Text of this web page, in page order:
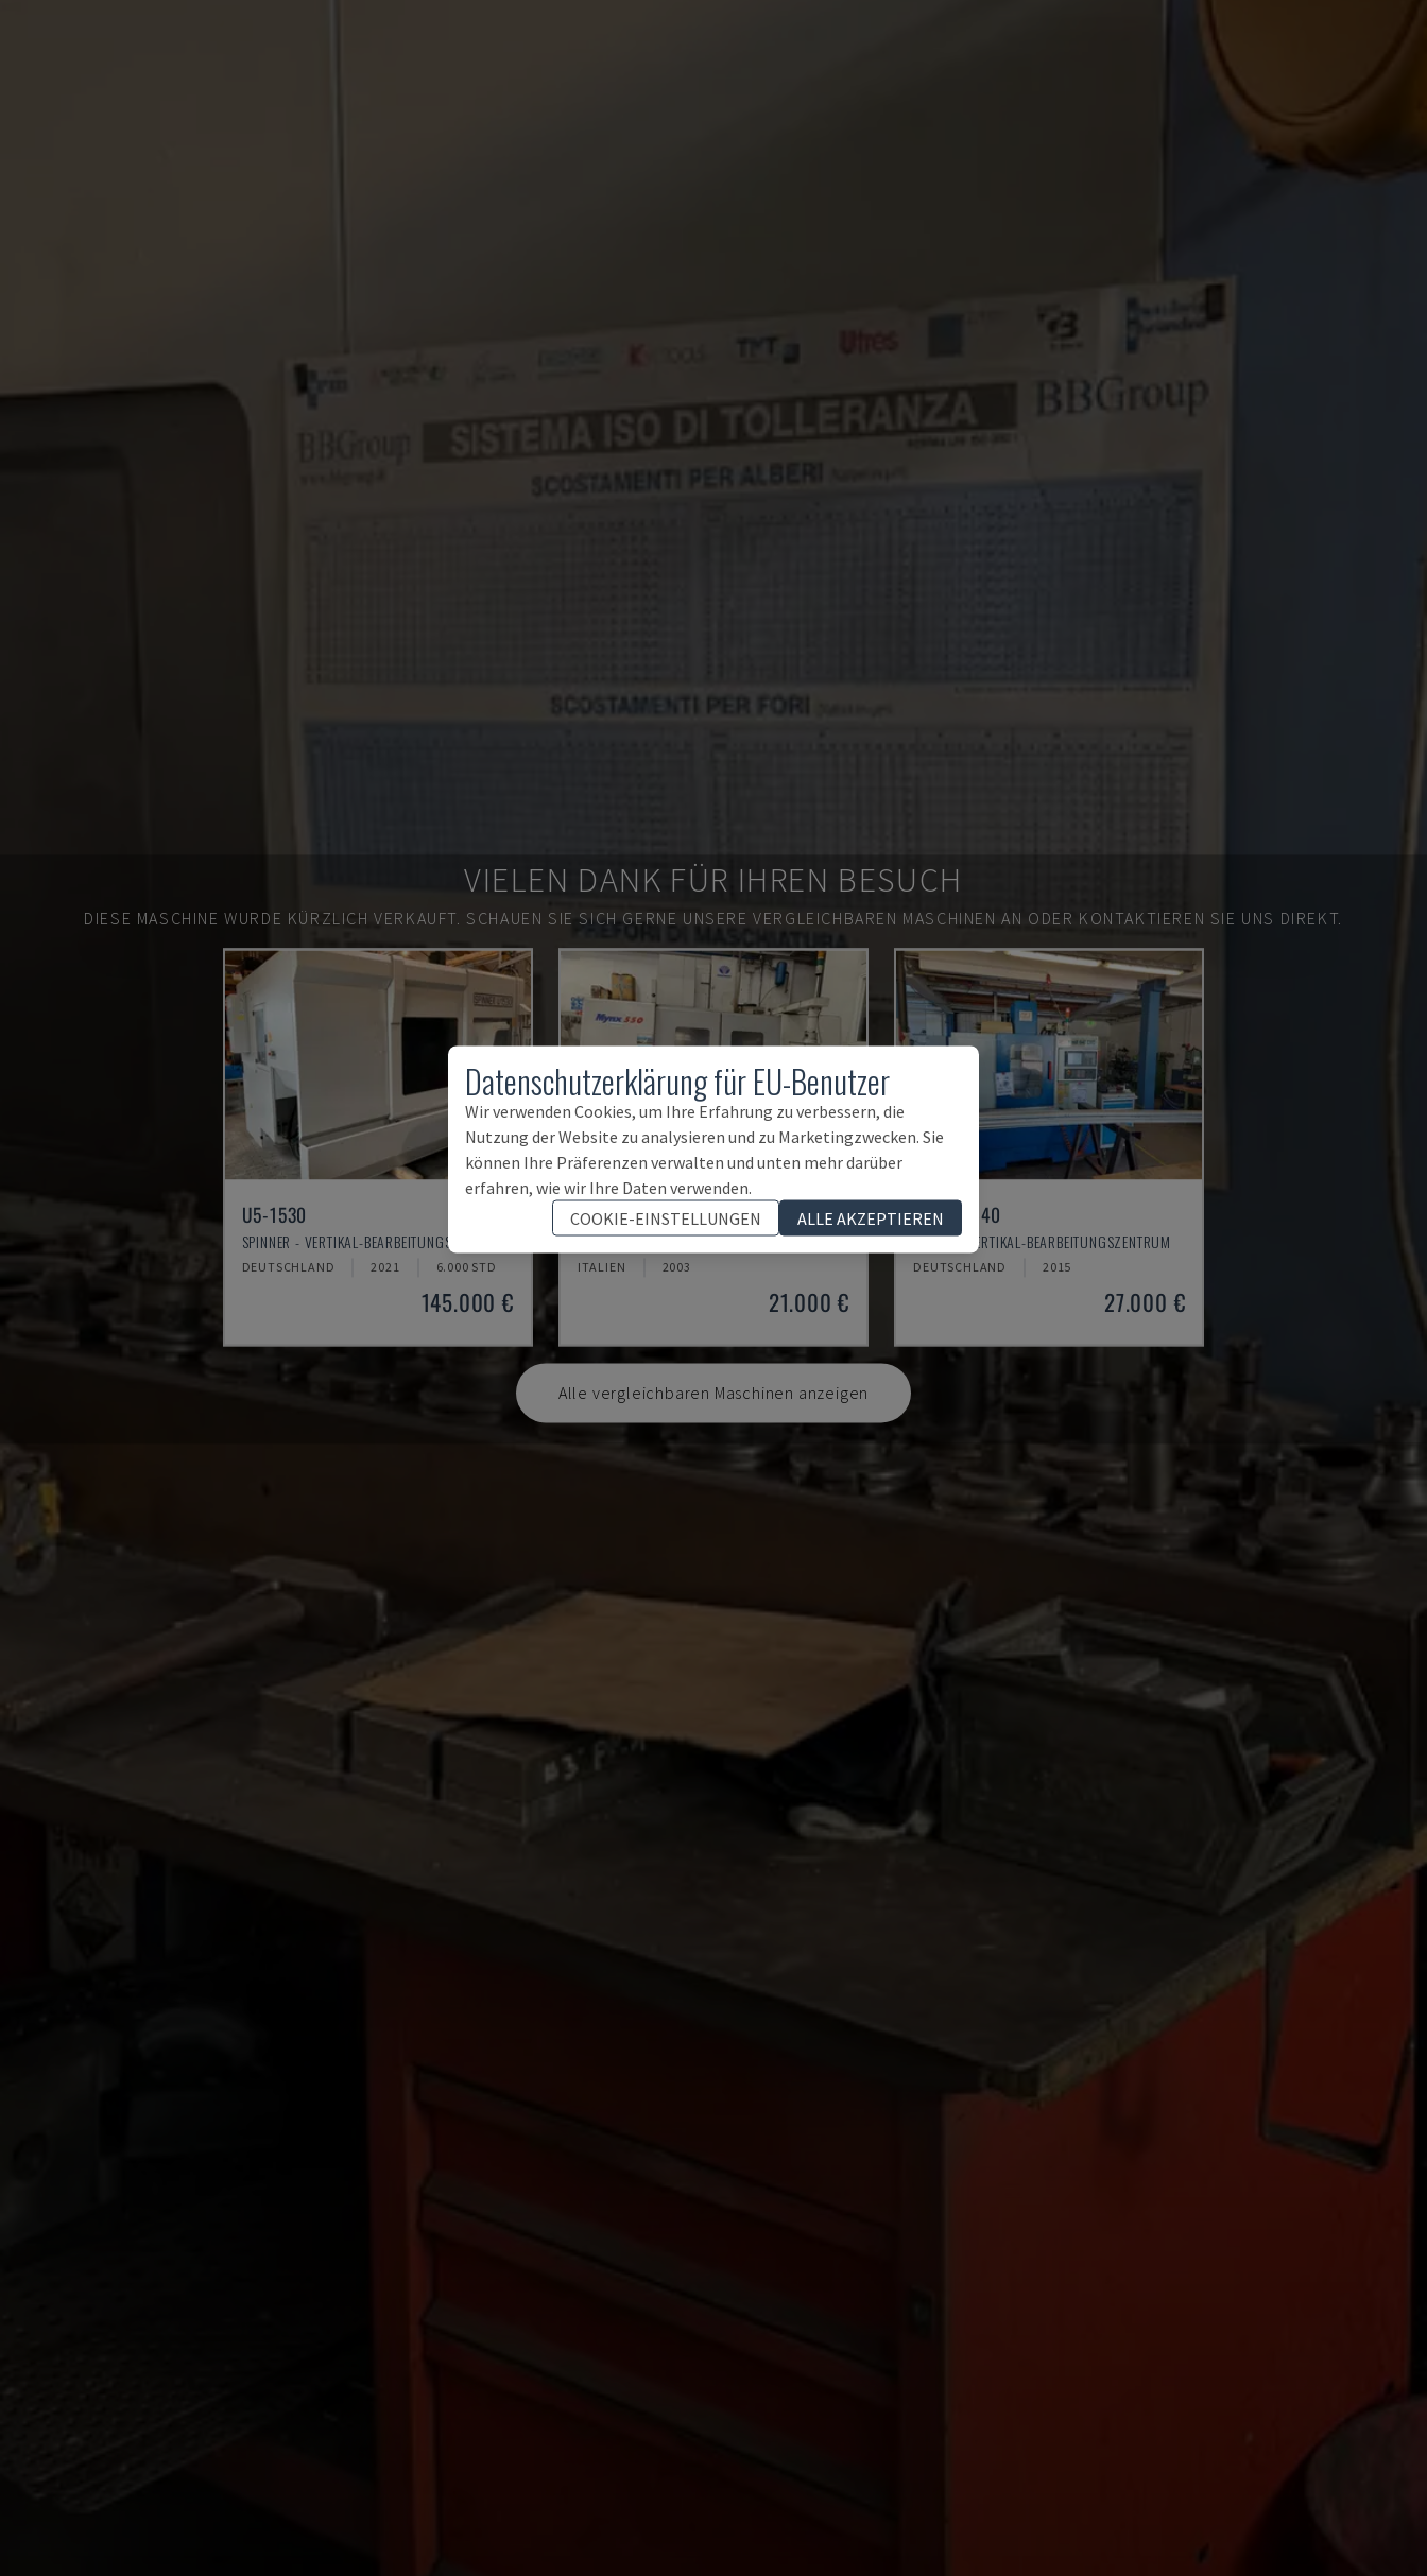
VIELEN DANK FÜR IHREN BESUCH
DIESE MASCHINE WURDE KÜRZLICH VERKAUFT. SCHAUEN SIE SICH GERNE UNSERE VERGLEICHBAREN MASCHINEN AN ODER KONTAKTIEREN SIE UNS DIREKT.
U5-1530
SPINNER - VERTIKAL-BEARBEITUNGSZENTRUM
DEUTSCHLAND 2021 6.000 STD
145.000 €
MYNX 550
DAEWOO - VERTIKAL-BEARBEITUNGSZENTRUM
ITALIEN 2003
21.000 €
X-MILL 640
KNUTH - VERTIKAL-BEARBEITUNGSZENTRUM
DEUTSCHLAND 2015
27.000 €
Alle vergleichbaren Maschinen anzeigen
Datenschutzerklärung für EU-Benutzer
Wir verwenden Cookies, um Ihre Erfahrung zu verbessern, die
Nutzung der Website zu analysieren und zu Marketingzwecken. Sie
können Ihre Präferenzen verwalten und unten mehr darüber
erfahren, wie wir Ihre Daten verwenden.
COOKIE-EINSTELLUNGEN
ALLE AKZEPTIEREN